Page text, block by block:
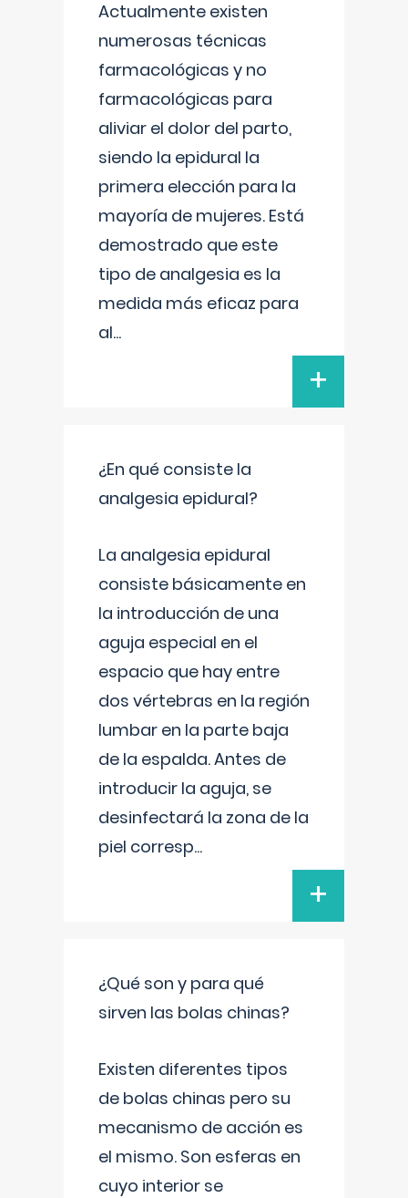
Actualmente existen
numerosas técnicas
farmacológicas y no
farmacológicas para
aliviar el dolor del parto,
siendo la epidural la
primera elección para la
mayoría de mujeres. Está
demostrado que este
tipo de analgesia es la
medida más eficaz para
al...
+
¿En qué consiste la
analgesia epidural?
La analgesia epidural
consiste básicamente en
la introducción de una
aguja especial en el
espacio que hay entre
dos vértebras en la región
lumbar en la parte baja
de la espalda. Antes de
introducir la aguja, se
desinfectará la zona de la
piel corresp...
+
¿Qué son y para qué
sirven las bolas chinas?
Existen diferentes tipos
de bolas chinas pero su
mecanismo de acción es
el mismo. Son esferas en
cuyo interior se